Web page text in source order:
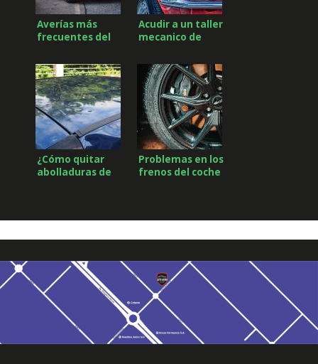
Averías más
frecuentes del
frenado de
vehículos
Acudir a un taller
mecanico de
Albacete para
revisar el
sistema de
suspensión
¿Cómo quitar
abolladuras de
Problemas en los
frenos del coche